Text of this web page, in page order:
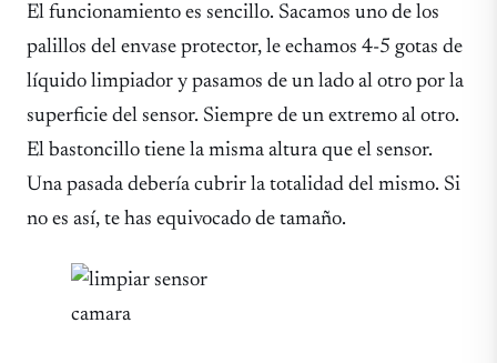
El funcionamiento es sencillo. Sacamos uno de los
palillos del envase protector, le echamos 4-5 gotas de
líquido limpiador y pasamos de un lado al otro por la
superficie del sensor. Siempre de un extremo al otro.
El bastoncillo tiene la misma altura que el sensor.
Una pasada debería cubrir la totalidad del mismo. Si
no es así, te has equivocado de tamaño.